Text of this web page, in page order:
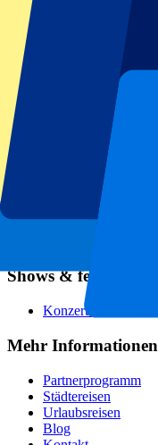
Fußballligen
Champions League
Premier League
Shows & festivals
Konzerte
Mehr Informationen
Partnerprogramm
Städtereisen
Urlaubsreisen
Blog